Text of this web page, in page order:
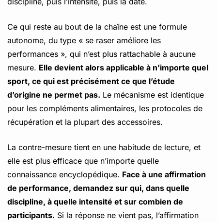
Ce qui reste au bout de la chaîne est une formule
autonome, du type « se raser améliore les
performances », qui n’est plus rattachable à aucune
mesure. Elle devient alors applicable à n’importe quel
sport, ce qui est précisément ce que l’étude
d’origine ne permet pas. Le mécanisme est identique
pour les compléments alimentaires, les protocoles de
récupération et la plupart des accessoires.
La contre-mesure tient en une habitude de lecture, et
elle est plus efficace que n’importe quelle
connaissance encyclopédique. Face à une affirmation
de performance, demandez sur qui, dans quelle
discipline, à quelle intensité et sur combien de
participants. Si la réponse ne vient pas, l’affirmation